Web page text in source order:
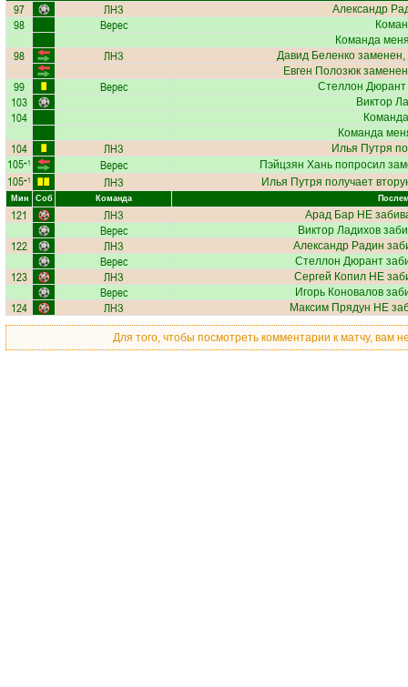
97 ЛНЗ Александр
98 Верес
Команда
98 ЛНЗ Давид Беленко
Евген Полозюк
99 Верес Стеллон Дюрант
103 Виктор
104
Команда
104 ЛНЗ Илья Путря
105+1 Верес Пэйцзян Ханьпопросил
105+1 ЛНЗ Илья Путря получает
Мин Соб Команда
121 ЛНЗ Арад Бар НЕ
Верес Виктор Ладихов
122 ЛНЗ Александр Радин
Верес Стеллон Дюрант
123 ЛНЗ Сергей КопилНЕ
Верес Игорь Коновалов
124 ЛНЗ Максим Прядун НЕ
Для того, чтобы посмотреть комментарии к матчу, вам